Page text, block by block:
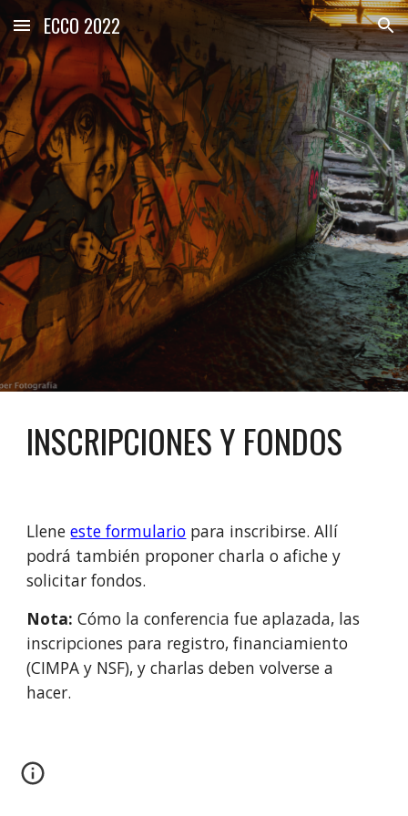
Skip to main content Skip to navigation
ECCO 2022
INSCRIPCIONES Y FONDOS
Llene este formulario para inscribirse. Allí
podrá también proponer charla o afiche y
solicitar fondos.
Nota: Cómo la conferencia fue aplazada, las
inscripciones para registro, financiamiento
(CIMPA y NSF), y charlas deben volverse a
hacer.